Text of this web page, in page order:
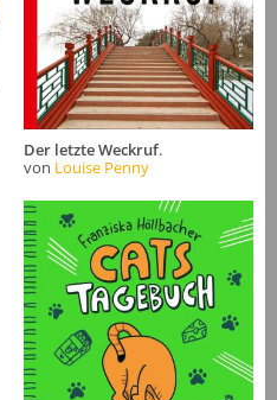
Der letzte Weckruf.
von Louise Penny